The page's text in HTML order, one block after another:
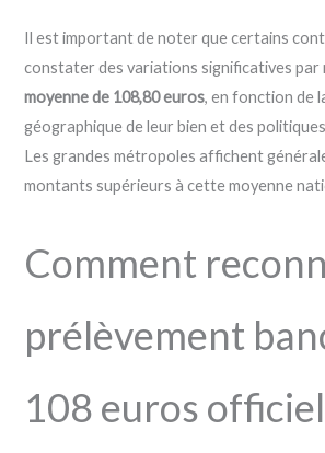
Il est important de noter que certains
constater des variations significatives par
moyenne de 108,80 euros, en fonction de
géographique de leur bien et des
Les grandes métropoles affichent
montants supérieurs à cette moyenne
Comment
prélèvement
108 euros officiel